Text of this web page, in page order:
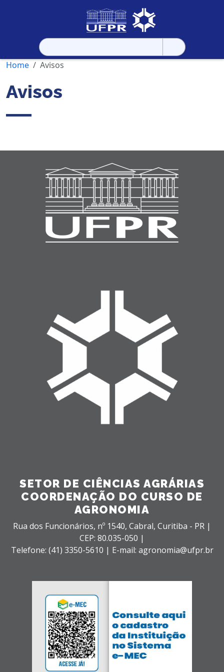
Pesquisar
por:
Home
Avisos
Avisos
SETOR DE CIÊNCIAS AGRÁRIAS
COORDENAÇÃO DO CURSO DE
AGRONOMIA
Rua dos Funcionários, nº 1540, Cabral, Curitiba - PR |
CEP: 80.035-050 |
Telefone: (41) 3350-5610 | E-mail: agronomia@ufpr.br